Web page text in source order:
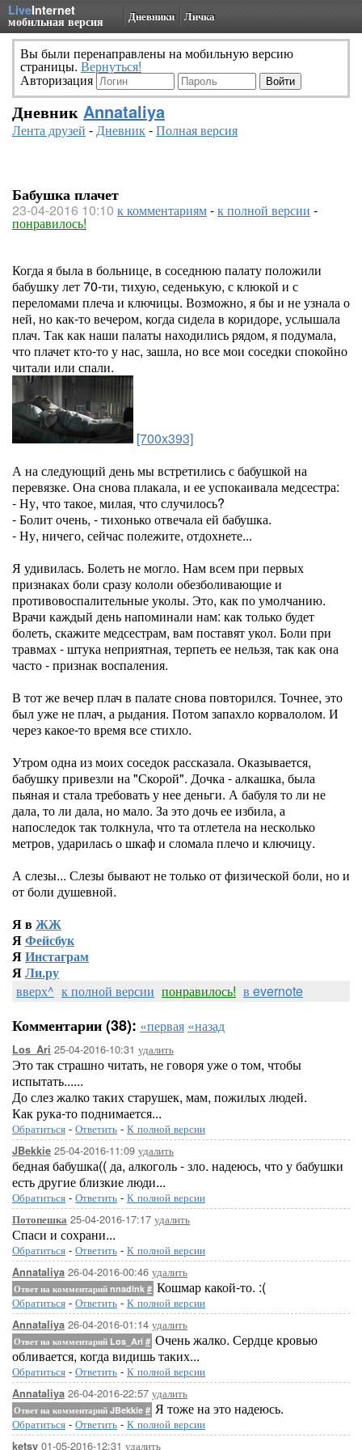
LiveInternet
мобильная версия Дневники Личка
Вы были перенаправлены на мобильную версию
страницы. Вернуться!
Авторизация
Дневник Annataliya
Лента друзей -Дневник-Полная версия
Бабушка плачет
23-04-2016 10:10 к комментариям-к полной версии -
понравилось!
Когда я была в больнице, в соседнюю палату положили
бабушку лет 70-ти, тихую, седенькую, с клюкой и с
переломами плеча и ключицы. Возможно, я бы и не узнала о
ней, но как-то вечером, когда сидела в коридоре, услышала
плач. Так как наши палаты находились рядом, я подумала,
что плачет кто-то у нас, зашла, но все мои соседки спокойно
читали или спали.
[700x393]
А на следующий день мы встретились с бабушкой на
перевязке. Она снова плакала, и ее успокаивала медсестра:
- Ну, что такое, милая, что случилось?
- Болит очень, - тихонько отвечала ей бабушка.
- Ну, ничего, сейчас полежите, отдохнете...
Я удивилась. Болеть не могло. Нам всем при первых
признаках боли сразу кололи обезболивающие и
противовоспалительные уколы. Это, как по умолчанию.
Врачи каждый день напоминали нам: как только будет
болеть, скажите медсестрам, вам поставят укол. Боли при
травмах - штука неприятная, терпеть ее нельзя, так как она
часто - признак воспаления.
В тот же вечер плач в палате снова повторился. Точнее, это
был уже не плач, а рыдания. Потом запахло корвалолом. И
через какое-то время все стихло.
Утром одна из моих соседок рассказала. Оказывается,
бабушку привезли на "Скорой". Дочка - алкашка, была
пьяная и стала требовать у нее деньги. А бабуля то ли не
дала, то ли дала, но мало. За это дочь ее избила, а
напоследок так толкнула, что та отлетела на несколько
метров, ударилась о шкаф и сломала плечо и ключицу.
А слезы... Слезы бывают не только от физической боли, но и
от боли душевной.
Я вЖЖ
ЯФейсбук
ЯИнстаграм
ЯЛи.ру
вверх^ к полной версии понравилось! в evernote
Комментарии (38): «первая «назад
Los_Ari 25-04-2016-10:31 удалить
Это так страшно читать, не говоря уже о том, чтобы
испытать......
До слез жалко таких старушек, мам, пожилых людей.
Как рука-то поднимается...
Обратиться - Ответить - К полной версии
JBekkie 25-04-2016-11:09 удалить
бедная бабушка(( да, алкоголь - зло. надеюсь, что у бабушки
есть другие близкие люди...
Обратиться - Ответить - К полной версии
Потопешка 25-04-2016-17:17 удалить
Спаси и сохрани...
Обратиться - Ответить - К полной версии
Annataliya 26-04-2016-00:46 удалить
Ответ на комментарий nnadink # Кошмар какой-то. :(
Обратиться - Ответить - К полной версии
Annataliya 26-04-2016-01:14 удалить
Ответ на комментарий Los_Ari # Очень жалко. Сердце кровью
обливается, когда видишь таких...
Обратиться - Ответить - К полной версии
Annataliya 26-04-2016-22:57 удалить
Ответ на комментарий JBekkie # Я тоже на это надеюсь.
Обратиться - Ответить - К полной версии
ketsy 01-05-2016-12:31 удалить